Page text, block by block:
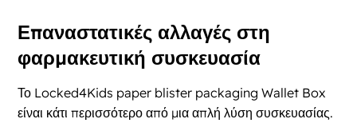
Επαναστατικές αλλαγές στη
φαρμακευτική συσκευασία
Το Locked4Kids paper blister packaging Wallet Box
είναι κάτι περισσότερο από μια απλή λύση συσκευασίας.